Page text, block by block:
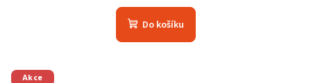
hodnocení
produktu
Do košíku
Akce